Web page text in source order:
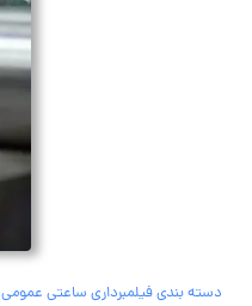
دسته بندی فیلمبرداری ساعتی عمومی